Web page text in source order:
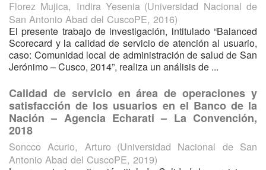
Florez Mujica, Indira Yesenia (Universidad Nacional de
San Antonio Abad del CuscoPE, 2016)
El presente trabajo de investigación, intitulado “Balanced
Scorecard y la calidad de servicio de atención al usuario,
caso: Comunidad local de administración de salud de San
Jerónimo – Cusco, 2014”, realiza un análisis de ...
Calidad de servicio en área de operaciones y
satisfacción de los usuarios en el Banco de la
Nación – Agencia Echarati – La Convención,
2018
Soncco Acurio, Arturo (Universidad Nacional de San
Antonio Abad del CuscoPE, 2019)